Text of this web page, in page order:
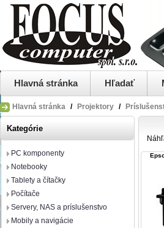
Hlavná stránka Hľadať
Hlavná stránka / Projektory /
Kategórie
PC komponenty
Notebooky
Tablety a čítačky
Počítače
Servery, NAS a príslušenstvo
Mobily a navigácie